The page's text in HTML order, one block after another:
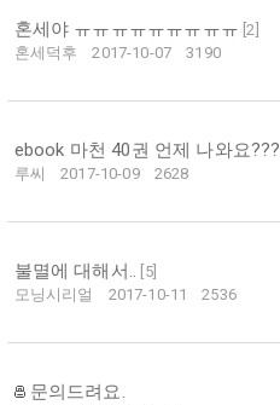
혼세야 ㅠㅠㅠㅠㅠㅠㅠㅠㅠ [2
혼세덕후
2017-10-07 3190
ebook 마천 40권 언제 나와요???
루씨 2017-10-09 2628
불멸에 대해서.. 5]
모닝시리얼
2017-10-11 2536
문의드려요.